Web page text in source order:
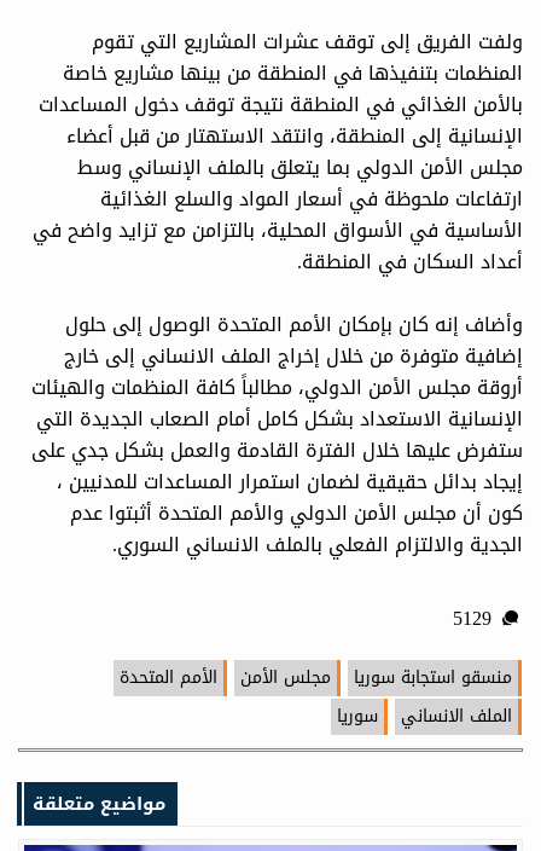
ولفت الفريق إلى توقف عشرات المشاريع التي تقوم
المنظمات بتنفيذها في المنطقة من بينها مشاريع خاصة
بالأمن الغذائي في المنطقة نتيجة توقف دخول المساعدات
الإنسانية إلى المنطقة، وانتقد الاستهتار من قبل أعضاء
مجلس الأمن الدولي بما يتعلق بالملف الإنساني وسط
ارتفاعات ملحوظة في أسعار المواد والسلع الغذائية
الأساسية في الأسواق المحلية، بالتزامن مع تزايد واضح في
أعداد السكان في المنطقة.
وأضاف إنه كان بإمكان الأمم المتحدة الوصول إلى حلول
إضافية متوفرة من خلال إخراج الملف الانساني إلى خارج
أروقة مجلس الأمن الدولي، مطالباً كافة المنظمات والهيئات
الإنسانية الاستعداد بشكل كامل أمام الصعاب الجديدة التي
ستفرض عليها خلال الفترة القادمة والعمل بشكل جدي على
إيجاد بدائل حقيقية لضمان استمرار المساعدات للمدنيين ،
كون أن مجلس الأمن الدولي والأمم المتحدة أثبتوا عدم
الجدية والالتزام الفعلي بالملف الانساني السوري.
منسقو استجابة سوريا مجلس الأمن
الأمم المتحدة
الملف الانساني
سوريا
مواضيع متعلقة